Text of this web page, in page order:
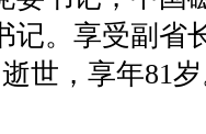
记。享受副省
世，享年81